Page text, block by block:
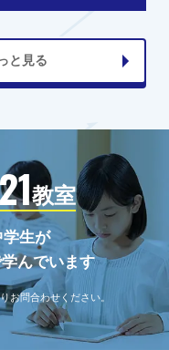
と見る
教室
生が
んでいます
お問合わせください。